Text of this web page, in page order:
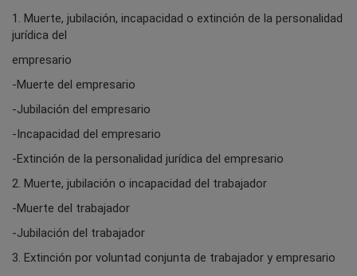
1. Muerte, jubilación, incapacidad o extinción de la personalidad
jurídica del
empresario
-Muerte del empresario
-Jubilación del empresario
-Incapacidad del empresario
-Extinción de la personalidad jurídica del empresario
2. Muerte, jubilación o incapacidad del trabajador
-Muerte del trabajador
-Jubilación del trabajador
3. Extinción por voluntad conjunta de trabajador y empresario